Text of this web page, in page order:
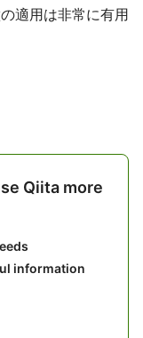
適用は非常に有用
Qiita more
information